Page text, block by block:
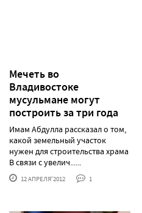
Мечеть во
Владивостоке
мусульмане могут
построить за три года
Имам Абдулла рассказал о том,
какой земельный участок
нужен для строительства храма
В связи с увелич......
12 АПРЕЛЯ'2012 1